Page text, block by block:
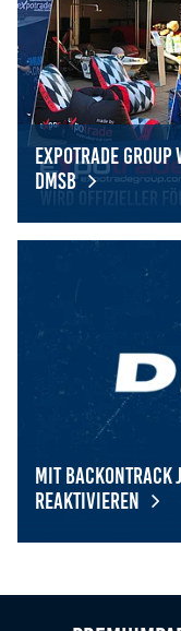
Expotrade
DMSB
Expotrade Group
Mit
reaktivieren